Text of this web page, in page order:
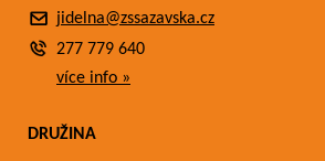
jidelna@zssazavska.cz
277 779 640
více info »
DRUŽINA